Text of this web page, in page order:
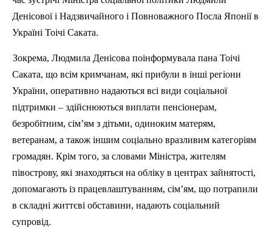
Денісовоїі Надзвичайного і Повноважного Посла Японії в
Україні Тоічі Саката.
Зокрема, Людмила Денісова поінформувала пана Тоічі
Саката, що всім кримчанам, які прибули в інші регіони
України, оперативно надаються всі види соціальної
підтримки – здійснюються виплати пенсіонерам,
безробітним, сім’ям з дітьми, одиноким матерям,
ветеранам, а також іншим соціально вразливим категоріям
громадян. Крім того, за словами Міністра, жителям
півострову, які знаходяться на обліку в центрах зайнятості,
допомагають із працевлаштуванням, сім’ям, що потрапили
в складні життєві обставини, надають соціальний
супровід.